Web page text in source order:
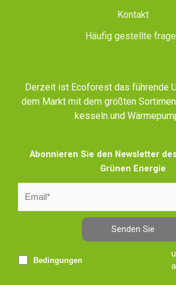
Kontakt
Häufig gestellte
Derzeit ist Ecoforest das führende
dem Markt mit dem größten
kesseln und
Abonnieren Sie den Newsletter
Grünen Energie
Senden Sie
Bedingungen